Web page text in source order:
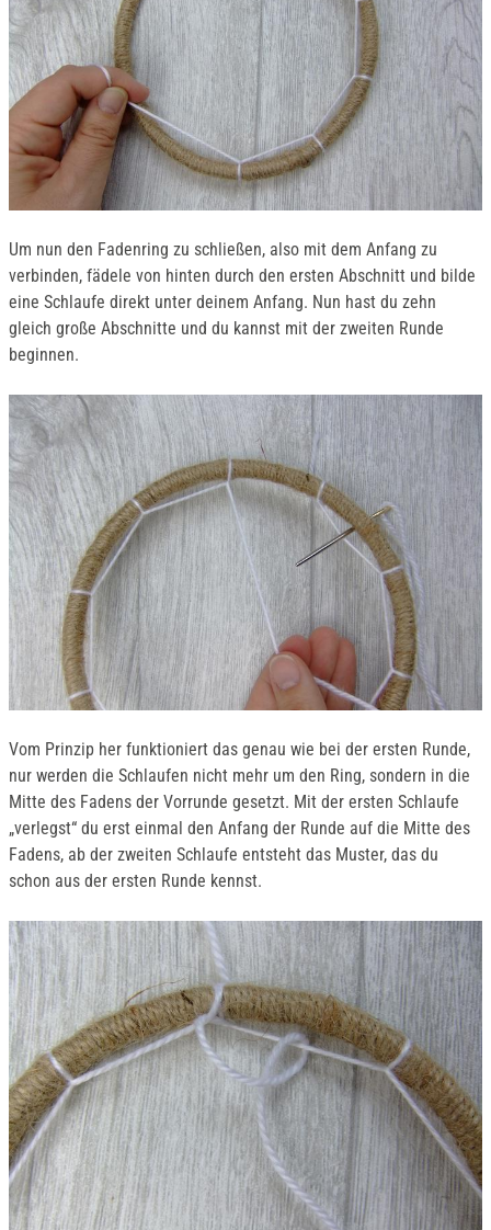
Um nun den Fadenring zu schließen, also mit dem Anfang zu
verbinden, fädele von hinten durch den ersten Abschnitt und bilde
eine Schlaufe direkt unter deinem Anfang. Nun hast du zehn
gleich große Abschnitte und du kannst mit der zweiten Runde
beginnen.
Vom Prinzip her funktioniert das genau wie bei der ersten Runde,
nur werden die Schlaufen nicht mehr um den Ring, sondern in die
Mitte des Fadens der Vorrunde gesetzt. Mit der ersten Schlaufe
„verlegst“ du erst einmal den Anfang der Runde auf die Mitte des
Fadens, ab der zweiten Schlaufe entsteht das Muster, das du
schon aus der ersten Runde kennst.